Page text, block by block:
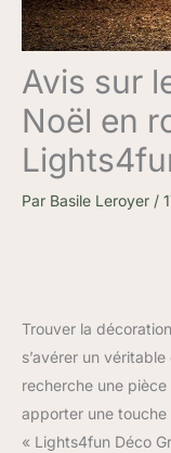
Avis sur
Noël en
Par Basile Leroyer /
Trouver la
s’avérer un
recherche une
apporter une
« Lights4fun Déco